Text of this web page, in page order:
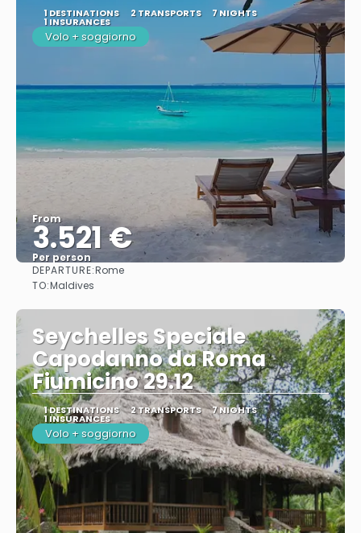
1 DESTINATIONS 2 TRANSPORTS 7 NIGHTS
1 INSURANCES
Volo + soggiorno
From
3.521 €
Per person
DEPARTURE:Rome
TO:Maldives
Seychelles Speciale
Capodanno da Roma
Fiumicino 29.12
1 DESTINATIONS 2 TRANSPORTS 7 NIGHTS
1 INSURANCES
Volo + soggiorno